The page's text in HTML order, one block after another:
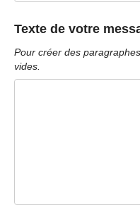
Texte de votre
Pour créer des
vides.